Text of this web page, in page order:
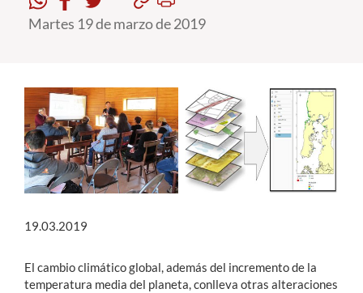
Funcionarios
English
Martes 19 de marzo de 2019
19.03.2019
El cambio climático global, además del incremento de la
temperatura media del planeta, conlleva otras alteraciones